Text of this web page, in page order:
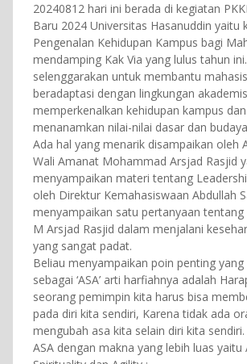
20240812 hari ini berada di kegiatan
Baru 2024 Universitas Hasanuddin yaitu
Pengenalan Kehidupan Kampus bagi
mendamping Kak Via yang lulus tahun
selenggarakan untuk membantu
beradaptasi dengan lingkungan
memperkenalkan kehidupan kampus
menanamkan nilai-nilai dasar dan
Ada hal yang menarik disampaikan oleh
Wali Amanat Mohammad Arsjad Rasjid
menyampaikan materi tentang
oleh Direktur Kemahasiswaan Abdullah
menyampaikan satu pertanyaan tentang
M Arsjad Rasjid dalam menjalani
yang sangat padat.
Beliau menyampaikan poin penting yang
sebagai ‘ASA’ arti harfiahnya adalah
seorang pemimpin kita harus bisa
pada diri kita sendiri, Karena tidak ada
mengubah asa kita selain diri kita sendiri.
ASA dengan makna yang lebih luas yaitu